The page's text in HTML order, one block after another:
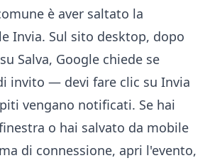
è aver saltato la
Invia. Sul sito desktop, dopo
Salva, Google chiede se
invito — devi fare clic su Invia
vengano notificati. Se hai
o hai salvato da mobile
di connessione, apri l'evento,